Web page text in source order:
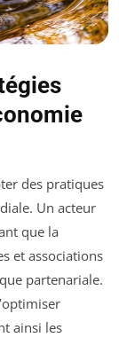
des pratiques
Un acteur
que la
et associations
partenariale.
ainsi les